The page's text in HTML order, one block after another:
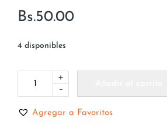
Bs.50.00
4 disponibles
-
+
Agregar a Favoritos